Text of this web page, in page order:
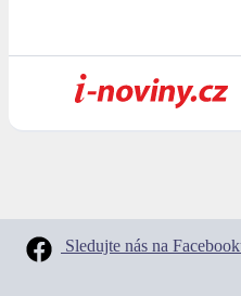
Sledujte nás na